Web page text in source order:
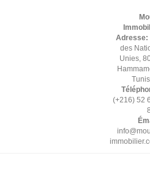
Adresse:
des
Unies,
(+216) 52